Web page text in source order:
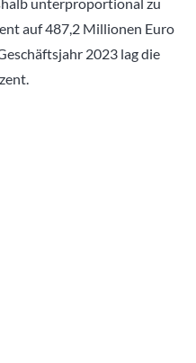
auf 487,2 Millionen Euro
2023 lag die